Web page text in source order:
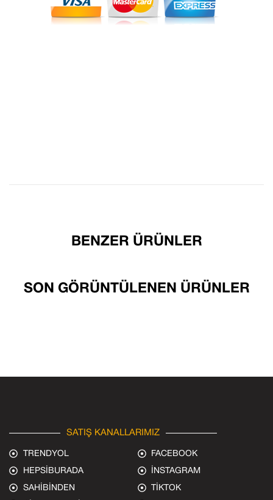
BENZER ÜRÜNLER
SON GÖRÜNTÜLENEN ÜRÜNLER
SATIŞ KANALLARIMIZ
TRENDYOL
HEPSİBURADA
SAHİBİNDEN
FACEBOOK
İNSTAGRAM
TİKTOK